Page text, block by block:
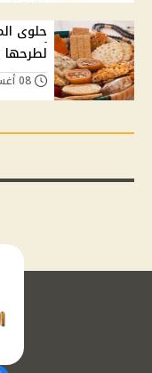
لطرحها